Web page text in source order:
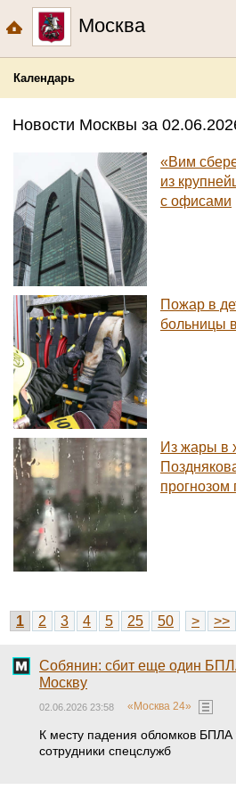
Москва
Календарь
Новости Москвы за
«Вим
из
с офисами
Пожар в
больницы
Из жары в
прогнозом
1 2 3 4 5 25 50 > >>
Собянин: сбит еще один
Москву
02.06.2026 23:58 «Москва 24»
К месту падения обломков
сотрудники спецслужб